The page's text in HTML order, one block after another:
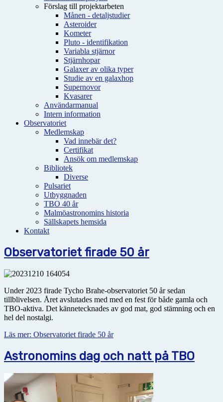
Förslag till projektarbeten
Månen - detaljstudier
Asteroider
Kometer
Pluto - identifikation
Variabla stjärnor
Stjärnhopar
Galaxer av olika typer
Studie av en galaxhop
Supernovor
Kvasarer
Användarmanual
Intern information
Observatoriet
Medlemskap
Vad innebär det?
Certifikat
Ansök om medlemskap
Bibliotek
Diverse
Pulsariet
Utbyggnaden
TBO 40 år
Malmöastronomins historia
Sällskapets hemsida
Kontakt
Observatoriet firade 50 år
Under 2023 firade Tycho Brahe-observatoriet 50 år sedan
tillblivelsen. Året avslutades med med en fest för både gamla och
TBO-aktiva. Det kännetecknades av god mat, god stämning och en
hel del nostalgi.
Läs mer: Observatoriet firade 50 år
Astronomins dag och natt på TBO